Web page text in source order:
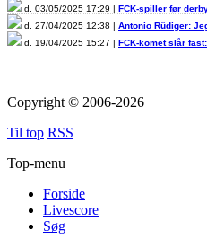
d. 03/05/2025 17:29 | FCK-spiller før
d. 27/04/2025 12:38 | Antonio Rüdiger:
d. 19/04/2025 15:27 | FCK-komet slår
Copyright © 2006-2026
Til top RSS
Top-menu
Forside
Livescore
Søg